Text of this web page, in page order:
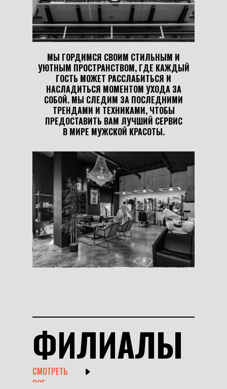
МЫ ГОРДИМСЯ СВОИМ СТИЛЬНЫМ И
УЮТНЫМ ПРОСТРАНСТВОМ, ГДЕ КАЖДЫЙ
ГОСТЬ МОЖЕТ РАССЛАБИТЬСЯ И
НАСЛАДИТЬСЯ МОМЕНТОМ УХОДА ЗА
СОБОЙ. МЫ СЛЕДИМ ЗА ПОСЛЕДНИМИ
ТРЕНДАМИ И ТЕХНИКАМИ, ЧТОБЫ
ПРЕДОСТАВИТЬ ВАМ ЛУЧШИЙ СЕРВИС
В МИРЕ МУЖСКОЙ КРАСОТЫ.
ФИЛИАЛЫ
СМОТРЕТЬ
ВСЕ